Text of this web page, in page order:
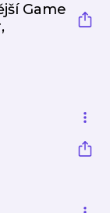
Game